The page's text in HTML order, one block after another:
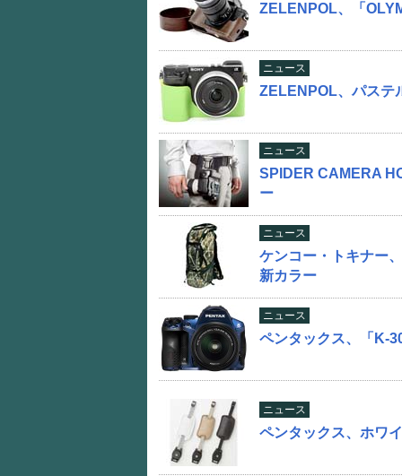
ZELENPOL、「
ニュース
ZELENPOL、パステ
ニュース
SPIDER CAMERA
ー
ニュース
ケンコー・トキナー
新カラー
ニュース
ペンタックス、「K-
ニュース
ペンタックス、ホワ